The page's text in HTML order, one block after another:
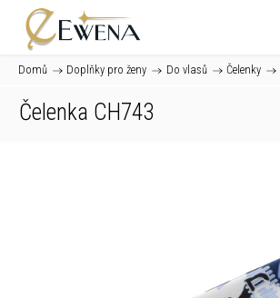
Domů / Doplňky pro ženy / Do vlasů / Čelenky /
Čelenka CH743